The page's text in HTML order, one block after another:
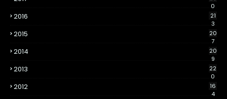
0
2016
21
3
2015
20
7
2014
20
9
2013
22
0
2012
16
4